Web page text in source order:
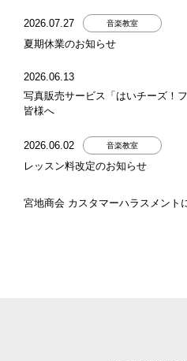
2026.07.27 音楽教室
夏期休業のお知らせ
2026.06.13
写真販売サービス「はいチーズ！
皆様へ
2026.06.02 音楽教室
レッスン料改定のお知らせ
宮地商会 カスタマーハラスメント